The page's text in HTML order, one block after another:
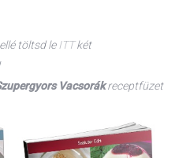
töltsd le ITTkét
Vacsorákreceptfüzet